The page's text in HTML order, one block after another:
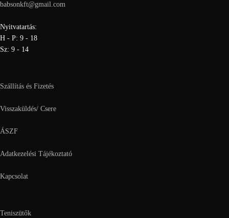
babsonkft@gmail.com
Nyitvatartás:
H - P: 9 - 18
Sz: 9 - 14
Szállítás és Fizetés
Visszaküldés/ Csere
ÁSZF
Adatkezelési Tájékoztató
Kapcsolat
Teniszütők